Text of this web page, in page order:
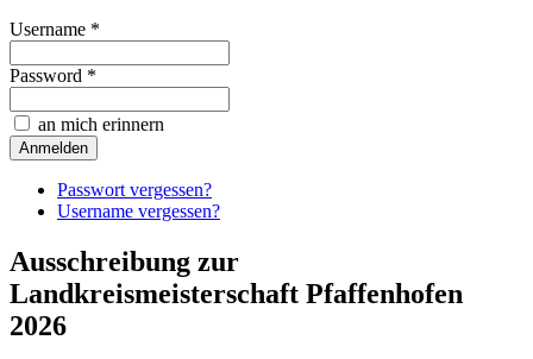
Username *
Password *
an mich erinnern
Passwort vergessen?
Username vergessen?
Ausschreibung zur
Landkreismeisterschaft Pfaffenhofen
2026